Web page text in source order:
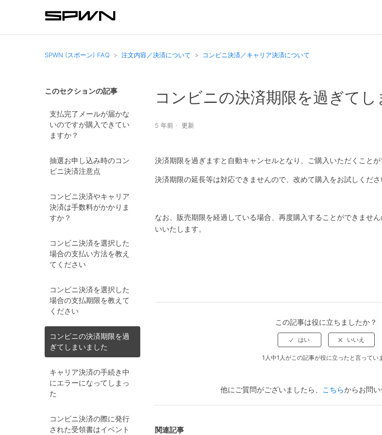
SPWN (スポーン) FAQ 注文内容／決済について コンビニ決済／キャリア決済について
このセクションの記事
支払完了メールが届かな
いのですが購入できてい
ますか？
抽選お申し込み時のコン
ビニ決済注意点
コンビニ決済やキャリア
決済は手数料がかかりま
すか？
コンビニ決済を選択した
場合の支払い方法を教え
てください
コンビニ決済を選択した
場合の支払期限を教えて
ください
コンビニの決済期限を過
ぎてしまいました
キャリア決済の手続き中
にエラーになってしまっ
た
コンビニ決済の際に発行
された受領書はイベント
コンビニの決済期限を過ぎてし
5 年前 更新
決済期限を過ぎますと自動キャンセルとなり、ご購入いただくことが
決済期限の延長等は対応できませんので、改めて購入をお試しくださ
なお、販売期限を経過している場合、再度購入することができませ
いいたします。
この記事は役に立ちましたか？
1人中1人がこの記事が役に立ったと言ってい
他にご質問がございましたら、 こちらからお問
関連記事